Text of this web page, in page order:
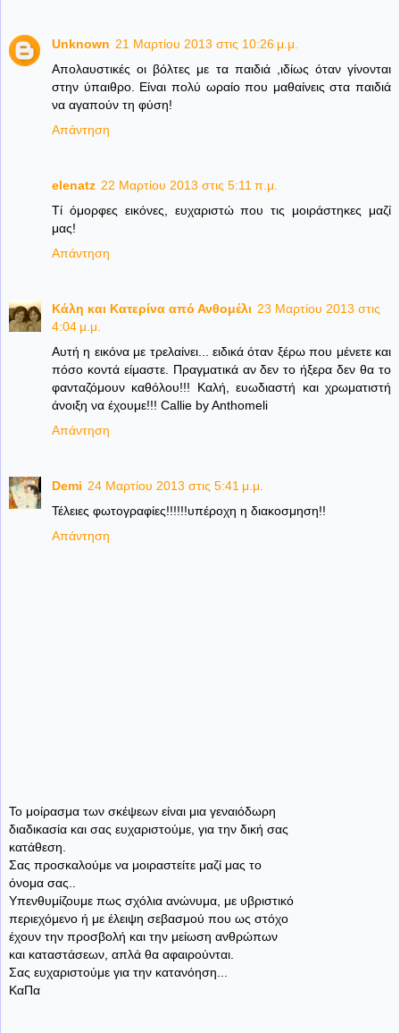
Unknown 21 Μαρτίου 2013 στις 10:26 μ.μ.
Απολαυστικές οι βόλτες με τα παιδιά ,ιδίως όταν γίνονται
στην ύπαιθρο. Είναι πολύ ωραίο που μαθαίνεις στα παιδιά
να αγαπούν τη φύση!
Απάντηση
elenatz 22 Μαρτίου 2013 στις 5:11 π.μ.
Τί όμορφες εικόνες, ευχαριστώ που τις μοιράστηκες μαζί
μας!
Απάντηση
Κάλη και Κατερίνα από Ανθομέλι 23 Μαρτίου 2013 στις
4:04 μ.μ.
Αυτή η εικόνα με τρελαίνει... ειδικά όταν ξέρω που μένετε και
πόσο κοντά είμαστε. Πραγματικά αν δεν το ήξερα δεν θα το
φανταζόμουν καθόλου!!! Καλή, ευωδιαστή και χρωματιστή
άνοιξη να έχουμε!!! Callie by Anthomeli
Απάντηση
Demi 24 Μαρτίου 2013 στις 5:41 μ.μ.
Τέλειες φωτογραφίες!!!!!!υπέροχη η διακοσμηση!!
Απάντηση
Το μοίρασμα των σκέψεων είναι μια γεναιόδωρη
διαδικασία και σας ευχαριστούμε, για την δική σας
κατάθεση.
Σας προσκαλούμε να μοιραστείτε μαζί μας το
όνομα σας..
Υπενθυμίζουμε πως σχόλια ανώνυμα, με υβριστικό
περιεχόμενο ή με έλειψη σεβασμού που ως στόχο
έχουν την προσβολή και την μείωση ανθρώπων
και καταστάσεων, απλά θα αφαιρούνται.
Σας ευχαριστούμε για την κατανόηση...
ΚαΠα